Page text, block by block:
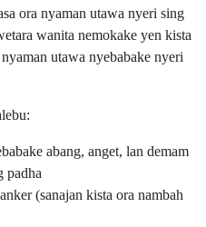
ora nyaman utawa nyeri sing
wanita nemokake yen kista
utawa nyebabake nyeri
abang, anget, lan demam
padha
(sanajan kista ora nambah